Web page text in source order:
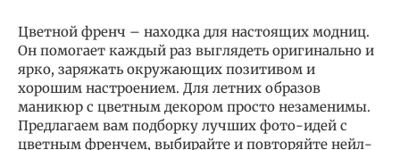
Цветной френч – находка для настоящих модниц.
Он помогает каждый раз выглядеть оригинально и
ярко, заряжать окружающих позитивом и
хорошим настроением. Для летних образов
маникюр с цветным декором просто незаменимы.
Предлагаем вам подборку лучших фото-идей с
цветным френчем, выбирайте и повторяйте нейл-